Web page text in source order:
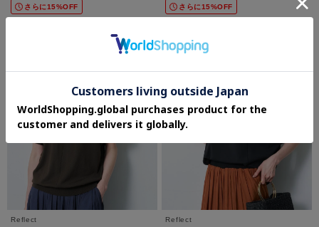
さらに15%OFF さらに15%OFF
Reflect
Reflect